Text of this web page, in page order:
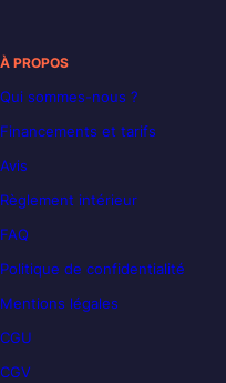
À PROPOS
Qui sommes-nous ?
Financements et tarifs
Avis
Règlement intérieur
FAQ
Politique de confidentialité
Mentions légales
CGU
CGV